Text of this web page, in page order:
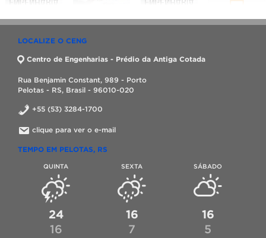
LOCALIZE O CENG
Centro de Engenharias - Prédio da Antiga Cotada
Rua Benjamin Constant, 989 - Porto
Pelotas - RS, Brasil - 96010-020
+55 (53) 3284-1700
clique para ver o e-mail
TEMPO EM PELOTAS, RS
QUINTA
24
16
SEXTA
16
7
SÁBADO
16
5